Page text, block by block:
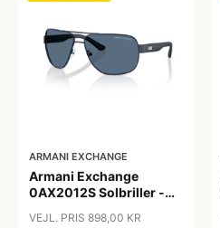
ARMANI EXCHANGE
Armani Exchange
0AX2012S Solbriller -
VEJL. PRIS 898,00 KR